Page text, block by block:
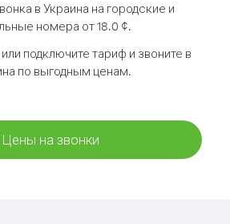
в Украина на городские и
номера от 18.0 ¢.
подключите тариф и звоните в
по выгодным ценам.
Цены на звонки